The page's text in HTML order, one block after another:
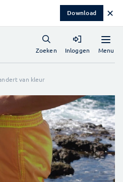
Download ✕
Menu
Zoeken Inloggen
van kleur